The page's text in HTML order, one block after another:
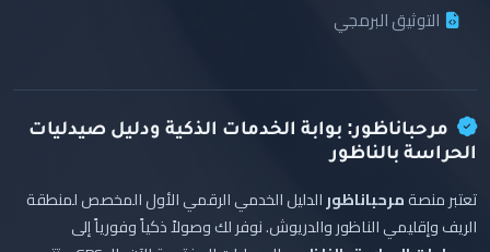
التوثيق البرمجي
مرحباناظور: بوابة الخدمات الذكية ودليل صيدليات
الحراسة بالناظور
تعتبر منصةمرحباناظورالدليل الخدمي الرقمي الأول المخصص لمنطقة
الريف وإقليمي الناظور والدريوش. نوفر لك وصولاً ذكياً وفورياً إلى